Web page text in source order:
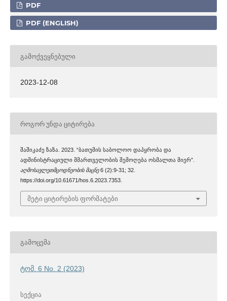
PDF
PDF (ENGLISH)
ᲒᲐᲛᲝᲥᲕᲔᲧᲜᲔᲑᲣᲚᲘ
2023-12-08
ᲠᲝᲒᲝᲠ ᲣᲜᲓᲐ ᲪᲘᲢᲘᲠᲔᲑᲐ
შაშიკაძე ზაზა. 2023. “ბათუმის საბოლოო დაპყრობა და
ადმინისტრაციული მმართველობის შემოღება ოსმალთა მიერ”.
აღმოსავლეთმცოდნეობის მაცნე6 (2):9-31; 32.
https://doi.org/10.61671/hos.6.2023.7353.
მეტი ციტირების ფორმატები
ᲒᲐᲛᲝᲪᲔᲛᲐ
ტომ. 6 No. 2 (2023)
ᲡᲔᲥᲪᲘᲐ